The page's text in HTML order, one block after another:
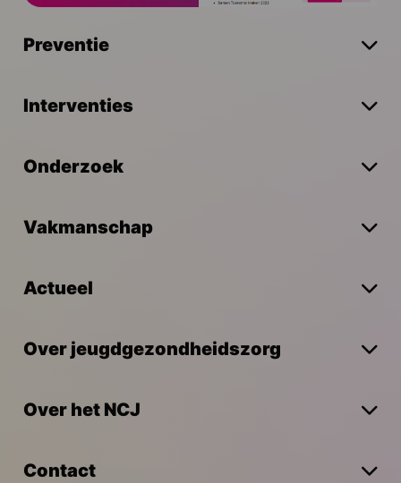
Preventie
Interventies
Onderzoek
Vakmanschap
Actueel
Over jeugdgezondheidszorg
Over het NCJ
Contact